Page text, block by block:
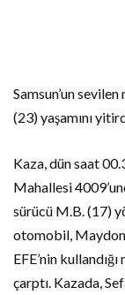
Samsun’un
(23) yaşamını
Kaza, dün saat
Mahallesi
sürücü M.B. (17)
otomobil,
EFE’nin
çarptı. Kazada,